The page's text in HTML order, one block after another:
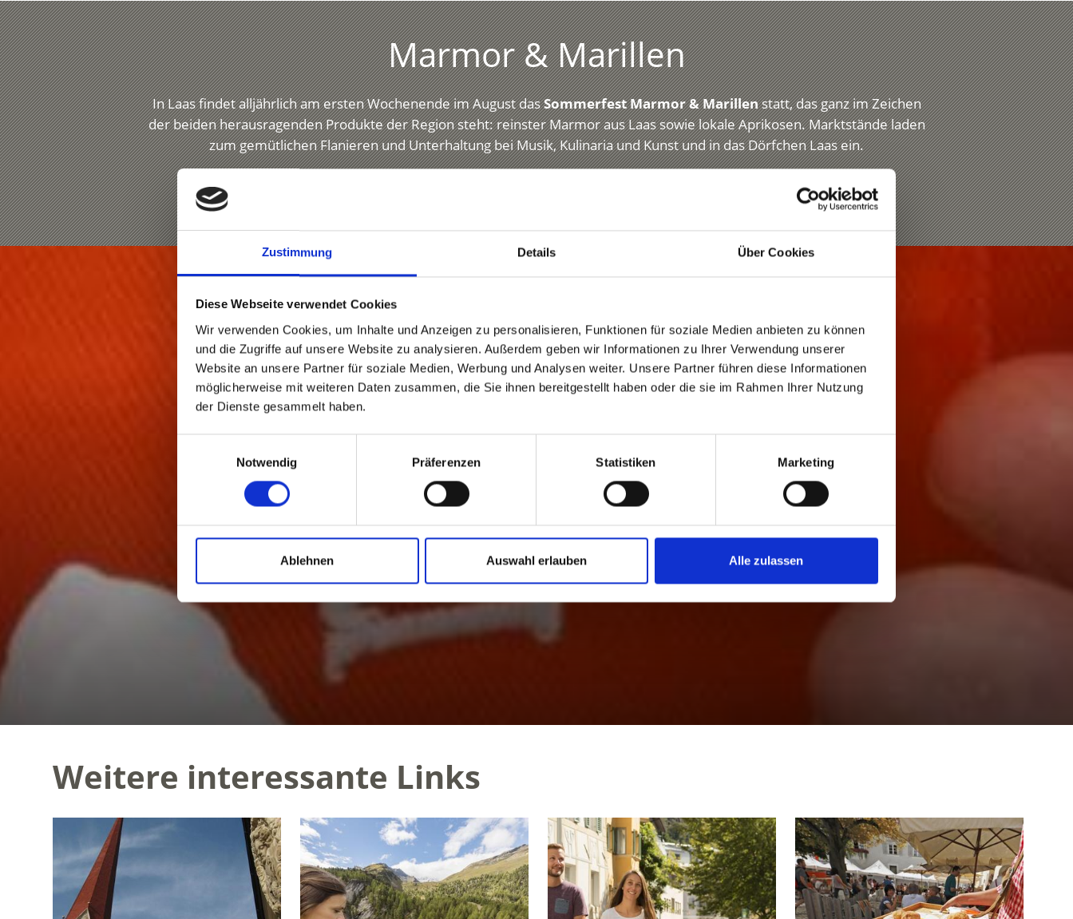
Zustimmung Details Über Cookies
Diese Webseite verwendet Cookies
Wir verwenden Cookies, um Inhalte und Anzeigen zu personalisieren, Funktionen für soziale Medien anbieten zu können
und die Zugriffe auf unsere Website zu analysieren. Außerdem geben wir Informationen zu Ihrer Verwendung unserer
Website an unsere Partner für soziale Medien, Werbung und Analysen weiter. Unsere Partner führen diese Informationen
möglicherweise mit weiteren Daten zusammen, die Sie ihnen bereitgestellt haben oder die sie im Rahmen Ihrer Nutzung
der Dienste gesammelt haben.
Notwendig
Präferenzen Statistiken Marketing
Ablehnen Auswahl erlauben Alle zulassen
Marmor & Marillen
In Laas findet alljährlich am ersten Wochenende im August dasSommerfest Marmor & Marillenstatt, das ganz im Zeichen
der beiden herausragenden Produkte der Region steht: reinster Marmor aus Laas sowie lokale Aprikosen. Marktstände laden
zum gemütlichen Flanieren und Unterhaltung bei Musik, Kulinaria und Kunst und in das Dörfchen Laas ein.
Weitere interessante Links